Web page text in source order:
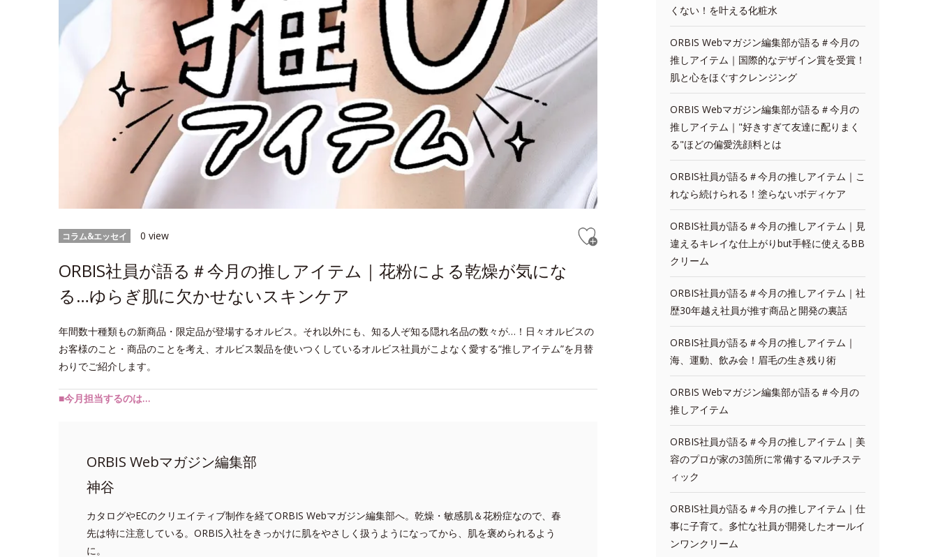
コラム&エッセイ 0 view
ORBIS社員が語る＃今月の推しアイテム｜花粉による乾燥が気にな
る…ゆらぎ肌に欠かせないスキンケア
年間数十種類もの新商品・限定品が登場するオルビス。それ以外にも、知る人ぞ知る隠れ名品の数々が…！日々オルビスの
お客様のこと・商品のことを考え、オルビス製品を使いつくしているオルビス社員がこよなく愛する“推しアイテム”を月替
わりでご紹介します。
■今月担当するのは…
ORBIS Webマガジン編集部
神谷
カタログやECのクリエイティブ制作を経てORBIS Webマガジン編集部へ。乾燥・敏感肌＆花粉症なので、春
先は特に注意している。ORBIS入社をきっかけに肌をやさしく扱うようになってから、肌を褒められるよう
に。
くない！を叶える化粧水
ORBIS Webマガジン編集部が語る＃今月の
推しアイテム｜国際的なデザイン賞を受賞！
肌と心をほぐすクレンジング
ORBIS Webマガジン編集部が語る＃今月の
推しアイテム｜"好きすぎて友達に配りまく
る"ほどの偏愛洗顔料とは
ORBIS社員が語る＃今月の推しアイテム｜こ
れなら続けられる！塗らないボディケア
ORBIS社員が語る＃今月の推しアイテム｜見
違えるキレイな仕上がりbut手軽に使えるBB
クリーム
ORBIS社員が語る＃今月の推しアイテム｜社
歴30年越え社員が推す商品と開発の裏話
ORBIS社員が語る＃今月の推しアイテム｜
海、運動、飲み会！眉毛の生き残り術
ORBIS Webマガジン編集部が語る＃今月の
推しアイテム
ORBIS社員が語る＃今月の推しアイテム｜美
容のプロが家の3箇所に常備するマルチステ
ィック
ORBIS社員が語る＃今月の推しアイテム｜仕
事に子育て。多忙な社員が開発したオールイ
ンワンクリーム